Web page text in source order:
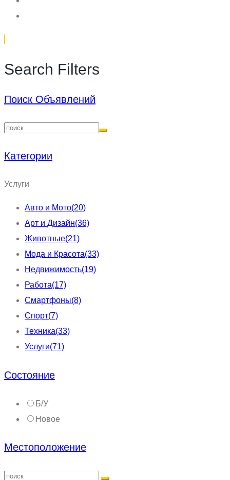
Search Filters
Поиск Объявлений
Категории
Услуги
Авто и Мото(20)
Арт и Дизайн(36)
Животные(21)
Мода и Красота(33)
Недвижимость(19)
Работа(17)
Смартфоны(8)
Спорт(7)
Техника(33)
Услуги(71)
Состояние
Б/У
Новое
Местоположение